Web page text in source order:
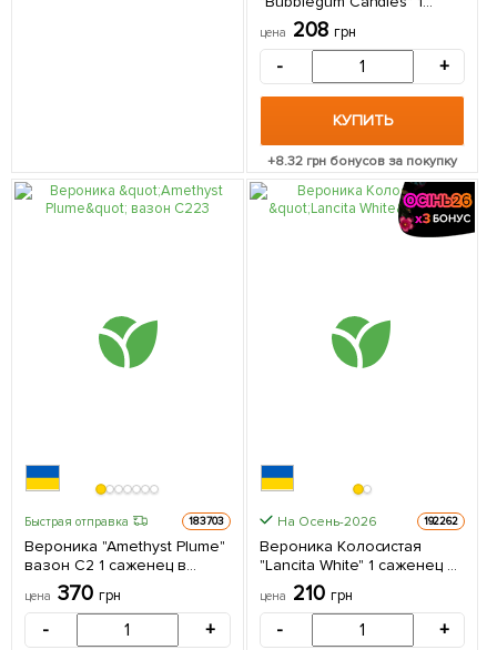
саженец в упаковке
цена 208 грн
- +
КУПИТЬ
+8.32грн бонусов за покупку
Быстрая отправка 183703
Вероника "Amethyst Plume"
вазон С2 1 саженец в
упаковке
цена 370 грн
- +
На Осень-2026 192262
Вероника Колосистая
"Lancita White" 1 саженец в
упаковке
цена 210 грн
- +